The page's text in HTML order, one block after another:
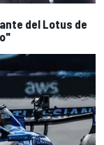
del Lotus de